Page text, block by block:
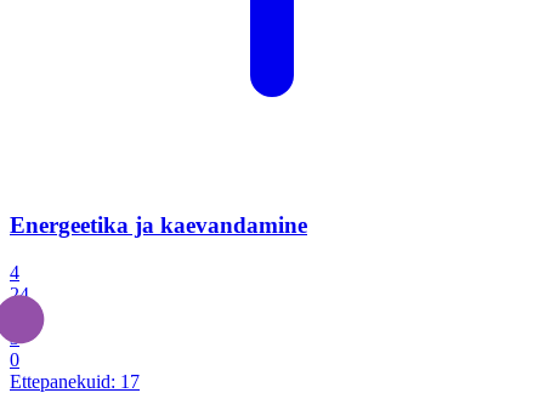
Energeetika ja kaevandamine
4
24
3
0
Ettepanekuid: 17